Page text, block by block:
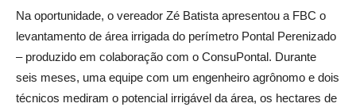
Na oportunidade, o vereador Zé Batista apresentou a FBC o
levantamento de área irrigada do perímetro Pontal Perenizado
– produzido em colaboração com o ConsuPontal. Durante
seis meses, uma equipe com um engenheiro agrônomo e dois
técnicos mediram o potencial irrigável da área, os hectares de